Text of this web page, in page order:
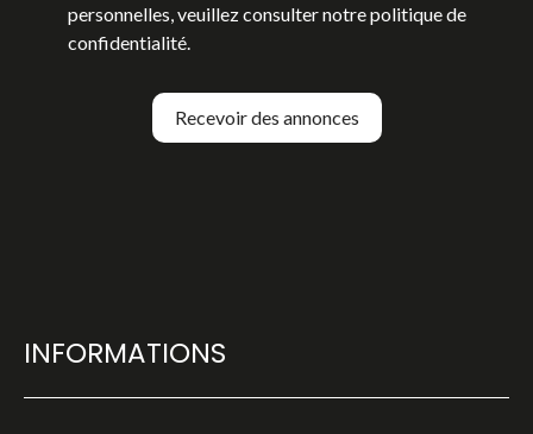
personnelles, veuillez consulter notrepolitique de
confidentialité
Recevoir des annonces
INFORMATIONS